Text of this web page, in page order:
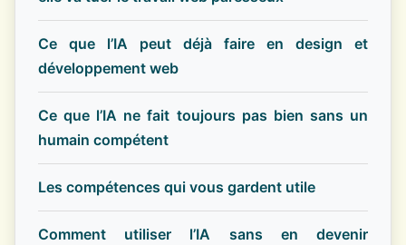
Ce que l’IA peut déjà faire en design et
développement web
Ce que l’IA ne fait toujours pas bien sans un
humain compétent
Les compétences qui vous gardent utile
Comment utiliser l’IA sans en devenir